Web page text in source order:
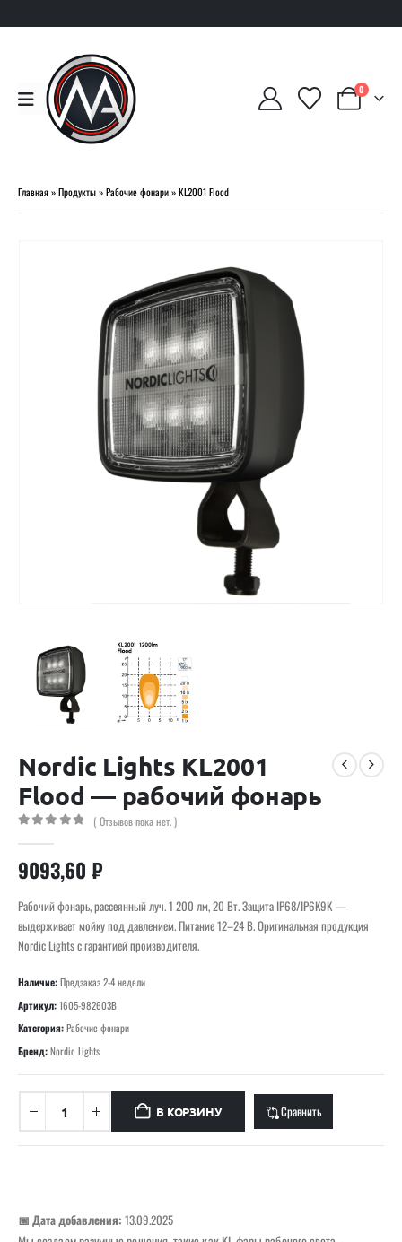
0
Главная»Продукты»Рабочие фонари»KL2001 Flood
Nordic Lights KL2001
Flood — рабочий фонарь
( Отзывов пока нет. )
9093,60 ₽
Рабочий фонарь, рассеянный луч. 1 200 лм, 20 Вт. Защита IP68/IP6K9K —
выдерживает мойку под давлением. Питание 12–24 В. Оригинальная продукция
Nordic Lights с гарантией производителя.
Наличие:Предзаказ 2-4 недели
Артикул:1605-982603B
Категория:Рабочие фонари
Бренд:Nordic Lights
В КОРЗИНУ Сравнить
📅 Дата добавления: 13.09.2025